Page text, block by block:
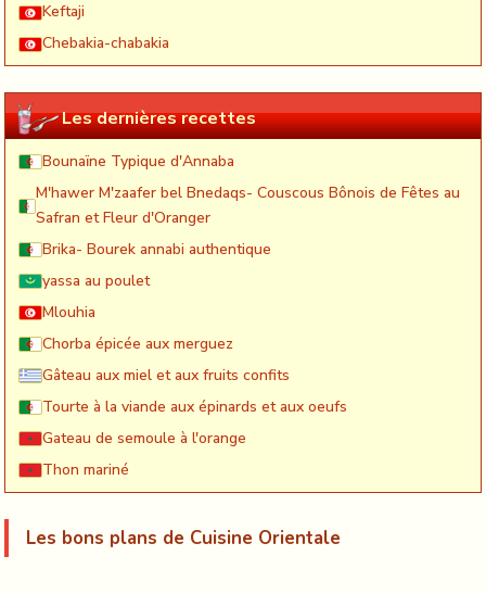
Keftaji
Chebakia-chabakia
Les dernières recettes
Bounaïne Typique d'Annaba
M'hawer M'zaafer bel Bnedaqs- Couscous Bônois de Fêtes au
Safran et Fleur d'Oranger
Brika- Bourek annabi authentique
yassa au poulet
Mlouhia
Chorba épicée aux merguez
Gâteau aux miel et aux fruits confits
Tourte à la viande aux épinards et aux oeufs
Gateau de semoule à l'orange
Thon mariné
Les bons plans de Cuisine Orientale